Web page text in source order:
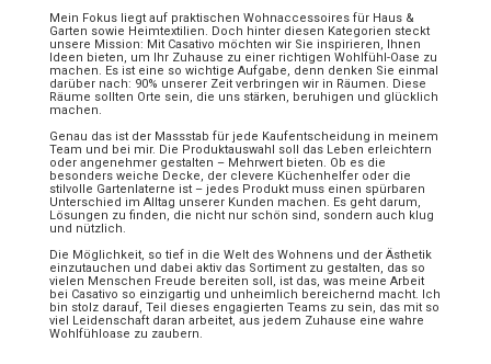
Mein Fokus liegt auf praktischen Wohnaccessoires für Haus &
Garten sowie Heimtextilien. Doch hinter diesen Kategorien steckt
unsere Mission: Mit Casativo möchten wir Sie inspirieren, Ihnen
Ideen bieten, um Ihr Zuhause zu einer richtigen Wohlfühl-Oase zu
machen. Es ist eine so wichtige Aufgabe, denn denken Sie einmal
darüber nach: 90% unserer Zeit verbringen wir in Räumen. Diese
Räume sollten Orte sein, die uns stärken, beruhigen und glücklich
machen.
Genau das ist der Massstab für jede Kaufentscheidung in meinem
Team und bei mir. Die Produktauswahl soll das Leben erleichtern
oder angenehmer gestalten – Mehrwert bieten. Ob es die
besonders weiche Decke, der clevere Küchenhelfer oder die
stilvolle Gartenlaterne ist – jedes Produkt muss einen spürbaren
Unterschied im Alltag unserer Kunden machen. Es geht darum,
Lösungen zu finden, die nicht nur schön sind, sondern auch klug
und nützlich.
Die Möglichkeit, so tief in die Welt des Wohnens und der Ästhetik
einzutauchen und dabei aktiv das Sortiment zu gestalten, das so
vielen Menschen Freude bereiten soll, ist das, was meine Arbeit
bei Casativo so einzigartig und unheimlich bereichernd macht. Ich
bin stolz darauf, Teil dieses engagierten Teams zu sein, das mit so
viel Leidenschaft daran arbeitet, aus jedem Zuhause eine wahre
Wohlfühloase zu zaubern.